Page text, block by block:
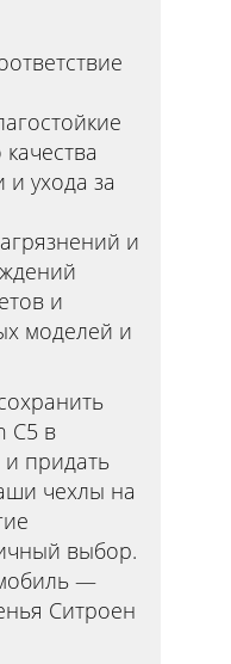
и ухода за
и
и
моделей и
C5 в
придать
чехлы на
выбор.
—
Ситроен